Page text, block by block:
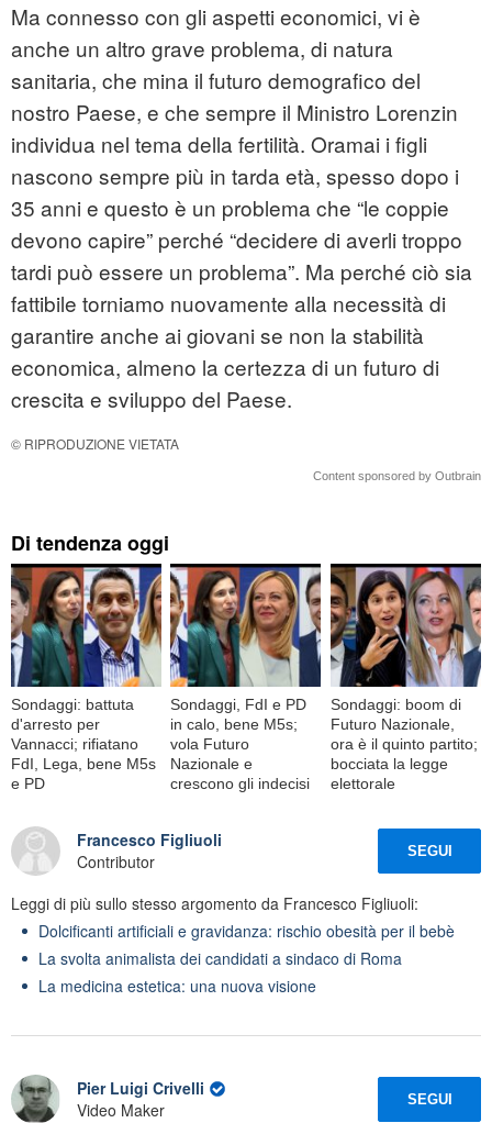
Ma connesso con gli aspetti economici, vi è
anche un altro grave problema, di natura
sanitaria, che mina il futuro demografico del
nostro Paese, e che sempre il Ministro Lorenzin
individua nel tema della fertilità. Oramai i figli
nascono sempre più in tarda età, spesso dopo i
35 anni e questo è un problema che “le coppie
devono capire” perché “decidere di averli troppo
tardi può essere un problema”. Ma perché ciò sia
fattibile torniamo nuovamente alla necessità di
garantire anche ai giovani se non la stabilità
economica, almeno la certezza di un futuro di
crescita e sviluppo del Paese.
© RIPRODUZIONE VIETATA
Content sponsored by Outbrain
Di tendenza oggi
Sondaggi: battuta
d'arresto per
Vannacci; rifiatano
FdI, Lega, bene M5s
e PD
Sondaggi, FdI e PD
in calo, bene M5s;
vola Futuro
Nazionale e
crescono gli indecisi
Sondaggi: boom di
Futuro Nazionale,
ora è il quinto partito;
bocciata la legge
elettorale
Francesco Figliuoli
Contributor
SEGUI
Leggi di più sullo stesso argomento da Francesco Figliuoli:
Dolcificanti artificiali e gravidanza: rischio obesità per il bebè
La svolta animalista dei candidati a sindaco di Roma
La medicina estetica: una nuova visione
Pier Luigi Crivelli
Video Maker
SEGUI